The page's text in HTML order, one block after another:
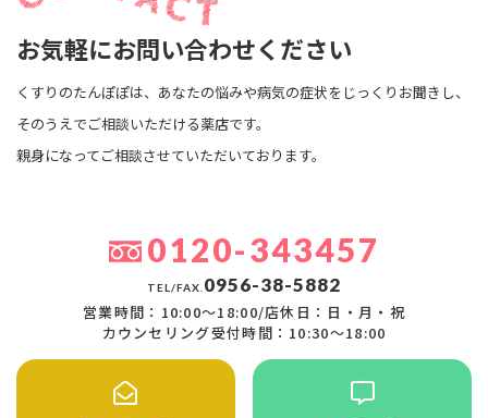
お気軽にお問い合わせください
くすりのたんぽぽは、あなたの悩みや病気の症状をじっくりお聞きし、
そのうえでご相談いただける薬店です。
親身になってご相談させていただいております。
0120-343457
TEL/FAX. 0956-38-5882
営業時間：10:00〜18:00/店休日：日・月・祝
カウンセリング受付時間：10:30〜18:00